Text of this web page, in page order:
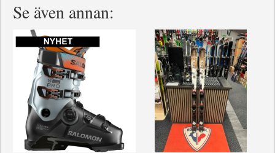
Se även annan: